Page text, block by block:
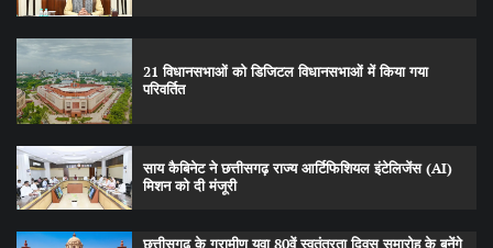
21 विधानसभाओं को डिजिटल विधानसभाओं में किया गया
परिवर्तित
साय कैबिनेट ने छत्तीसगढ़ राज्य आर्टिफिशियल इंटेलिजेंस (AI)
मिशन को दी मंजूरी